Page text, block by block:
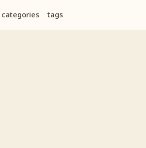
categories tags